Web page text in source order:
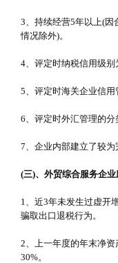
3、持续经营5年以上(因
情况除外)。
4、评定时纳税信用级别
5、评定时海关企业信用
6、评定时外汇管理的分
7、企业内部建立了较为
(三)、外贸综合服务企业
1、近3年未发生过虚开
骗取出口退税行为。
2、上一年度的年末净
30%。